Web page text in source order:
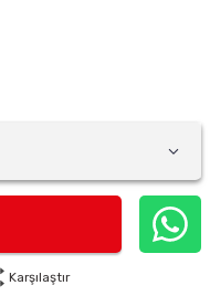
Karşılaştır